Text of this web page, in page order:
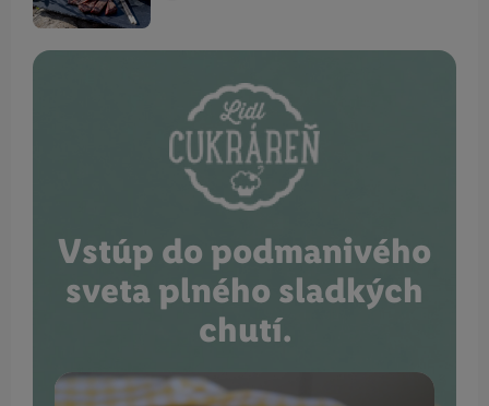
Vstúp do podmanivého
sveta plného sladkých
chutí.